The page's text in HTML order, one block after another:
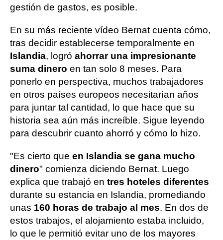
gestión de gastos, es posible.
En su más reciente vídeo Bernat cuenta cómo,
tras decidir establecerse temporalmente en
Islandia, logró ahorrar una impresionante
suma dinero en tan solo 8 meses. Para
ponerlo en perspectiva, muchos trabajadores
en otros países europeos necesitarían años
para juntar tal cantidad, lo que hace que su
historia sea aún más increíble. Sigue leyendo
para descubrir cuanto ahorró y cómo lo hizo.
"Es cierto que en Islandia se gana mucho
dinero" comienza diciendo Bernat. Luego
explica que trabajó en tres hoteles diferentes
durante su estancia en Islandia, promediando
unas 160 horas de trabajo al mes. En dos de
estos trabajos, el alojamiento estaba incluido,
lo que le permitió evitar uno de los mayores